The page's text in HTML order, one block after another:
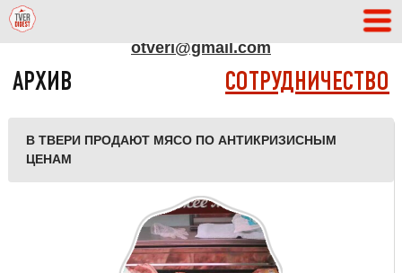
otveri@gmail.com
АРХИВ СОТРУДНИЧЕСТВО
В ТВЕРИ ПРОДАЮТ МЯСО ПО АНТИКРИЗИСНЫМ
ЦЕНАМ